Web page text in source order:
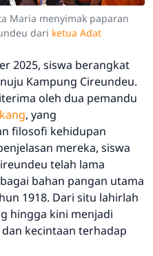
Maria menyimak paparan
dari ketua Adat
2025, siswa berangkat
Kampung Cireundeu.
oleh dua pemandu
, yang
filosofi kehidupan
mereka, siswa
telah lama
bahan pangan utama
1918. Dari situ lahirlah
hingga kini menjadi
kecintaan terhadap